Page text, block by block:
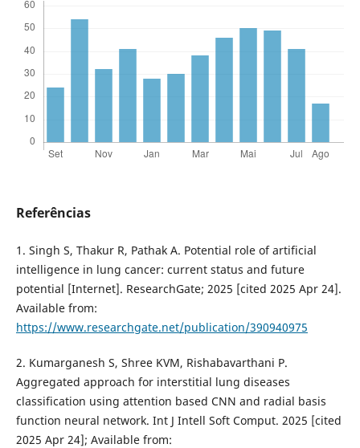
Referências
1. Singh S, Thakur R, Pathak A. Potential role of artificial
intelligence in lung cancer: current status and future
potential [Internet]. ResearchGate; 2025 [cited 2025 Apr 24].
Available from:
https://www.researchgate.net/publication/390940975
2. Kumarganesh S, Shree KVM, Rishabavarthani P.
Aggregated approach for interstitial lung diseases
classification using attention based CNN and radial basis
function neural network. Int J Intell Soft Comput. 2025 [cited
2025 Apr 24]; Available from: